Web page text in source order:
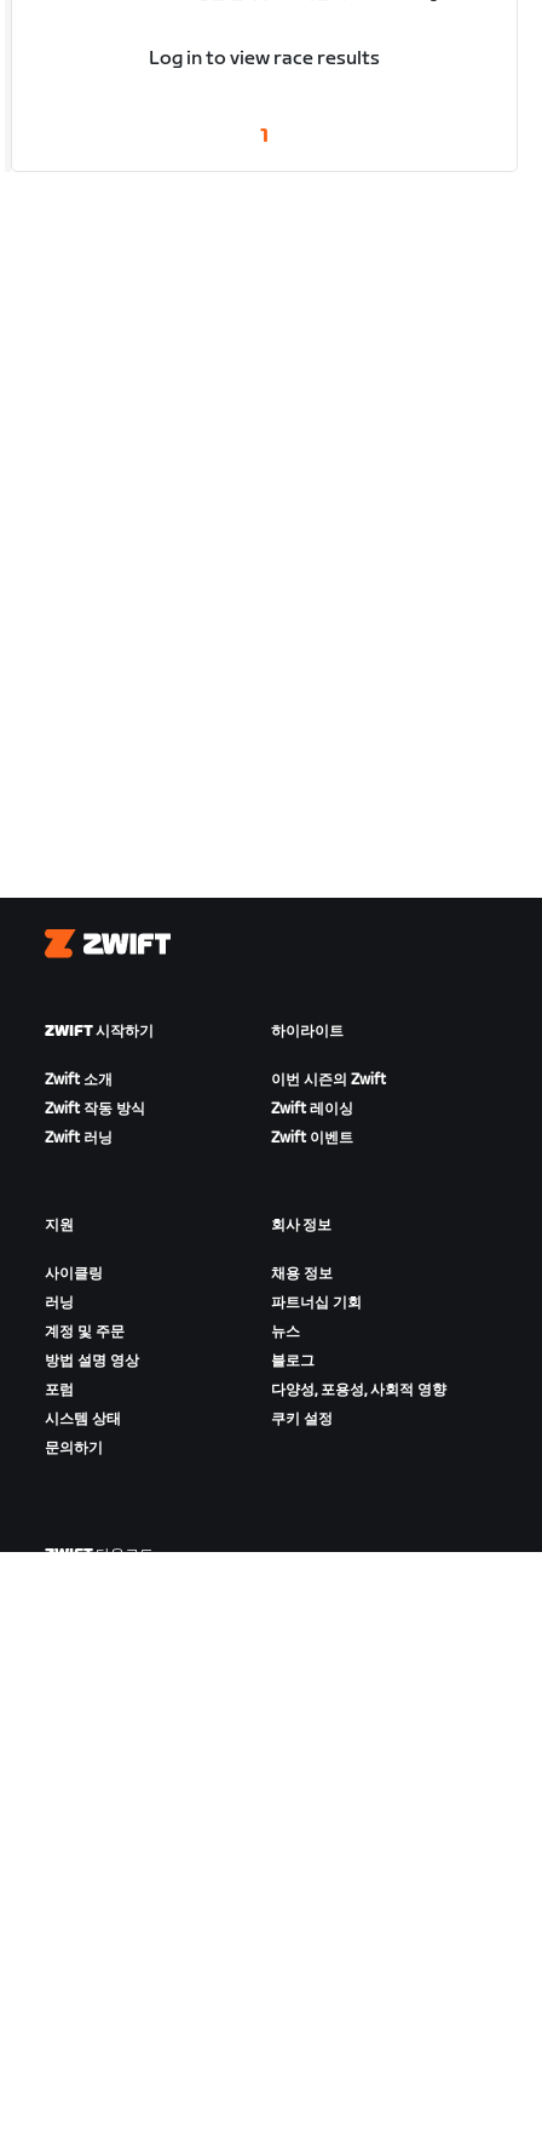
Log in to view race results
1
Zwift
ZWIFT 시작하기
Zwift 소개
Zwift 작동 방식
Zwift 러닝
하이라이트
이번 시즌의 Zwift
Zwift 레이싱
Zwift 이벤트
지원
사이클링
러닝
계정 및 주문
방법 설명 영상
포럼
시스템 상태
문의하기
회사 정보
채용 정보
파트너십 기회
뉴스
블로그
다양성, 포용성, 사회적 영향
쿠키 설정
ZWIFT 다운로드